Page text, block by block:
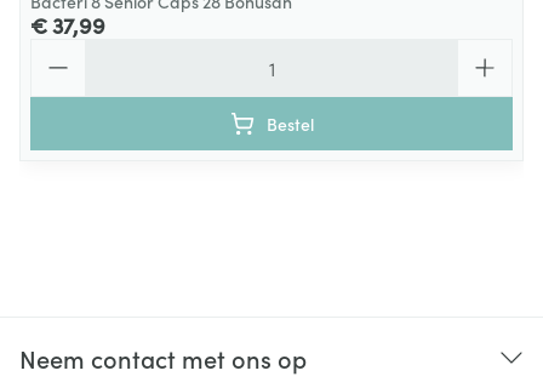
€ 37,99
Bestel
Neem contact met ons op